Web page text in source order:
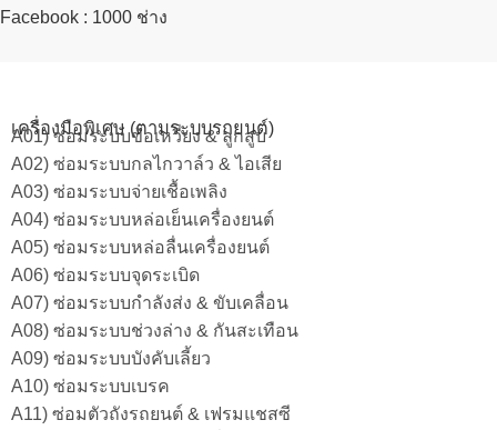
Facebook : 1000 ช่าง
เครื่องมือพิเศษ (ตามระบบรถยนต์)
A01) ซ่อมระบบข้อเหวี่ยง & ลูกสูบ
A02) ซ่อมระบบกลไกวาล์ว & ไอเสีย
A03) ซ่อมระบบจ่ายเชื้อเพลิง
A04) ซ่อมระบบหล่อเย็นเครื่องยนต์
A05) ซ่อมระบบหล่อลื่นเครื่องยนต์
A06) ซ่อมระบบจุดระเบิด
A07) ซ่อมระบบกำลังส่ง & ขับเคลื่อน
A08) ซ่อมระบบช่วงล่าง & กันสะเทือน
A09) ซ่อมระบบบังคับเลี้ยว
A10) ซ่อมระบบเบรค
A11) ซ่อมตัวถังรถยนต์ & เฟรมแชสซี